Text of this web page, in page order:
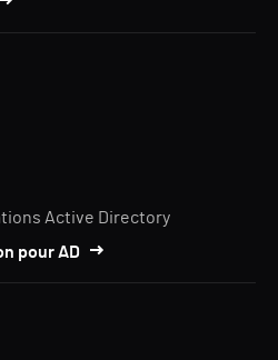
Active Directory
pour AD